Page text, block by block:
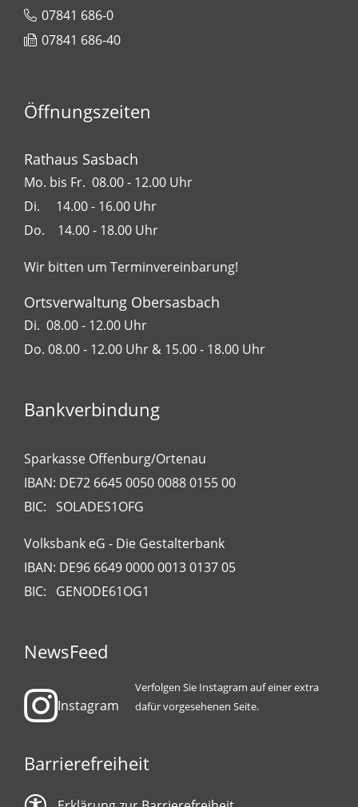
07841 686-0
07841 686-40
Öffnungszeiten
Rathaus Sasbach
Mo. bis Fr. 08.00 - 12.00 Uhr
Di. 14.00 - 16.00 Uhr
Do. 14.00 - 18.00 Uhr
Wir bitten um Terminvereinbarung!
Ortsverwaltung Obersasbach
Di. 08.00 - 12.00 Uhr
Do. 08.00 - 12.00 Uhr & 15.00 - 18.00 Uhr
Bankverbindung
Sparkasse Offenburg/Ortenau
IBAN: DE72 6645 0050 0088 0155 00
BIC: SOLADES1OFG
Volksbank eG - Die Gestalterbank
IBAN: DE96 6649 0000 0013 0137 05
BIC: GENODE61OG1
NewsFeed
Instagram
Verfolgen Sie Instagram auf einer extra
dafür vorgesehenen Seite.
Barrierefreiheit